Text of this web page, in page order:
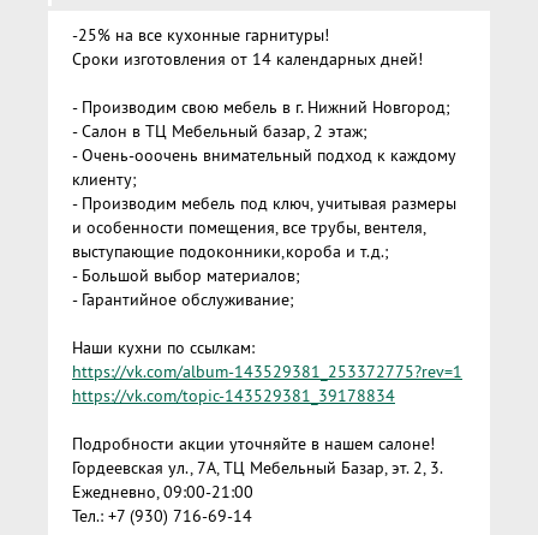
-25% на все кухонные гарнитуры!
Сроки изготовления от 14 календарных дней!
- Производим свою мебель в г. Нижний Новгород;
- Салон в ТЦ Мебельный базар, 2 этаж;
- Очень-ооочень внимательный подход к каждому
клиенту;
- Производим мебель под ключ, учитывая размеры
и особенности помещения, все трубы, вентеля,
выступающие подоконники,короба и т.д.;
- Большой выбор материалов;
- Гарантийное обслуживание;
Наши кухни по ссылкам:
https://vk.com/album-143529381_253372775?rev=1
https://vk.com/topic-143529381_39178834
Подробности акции уточняйте в нашем салоне!
Гордеевская ул., 7А, ТЦ Мебельный Базар, эт. 2, 3.
Ежедневно, 09:00-21:00
Тел.: +7 (930) 716-69-14